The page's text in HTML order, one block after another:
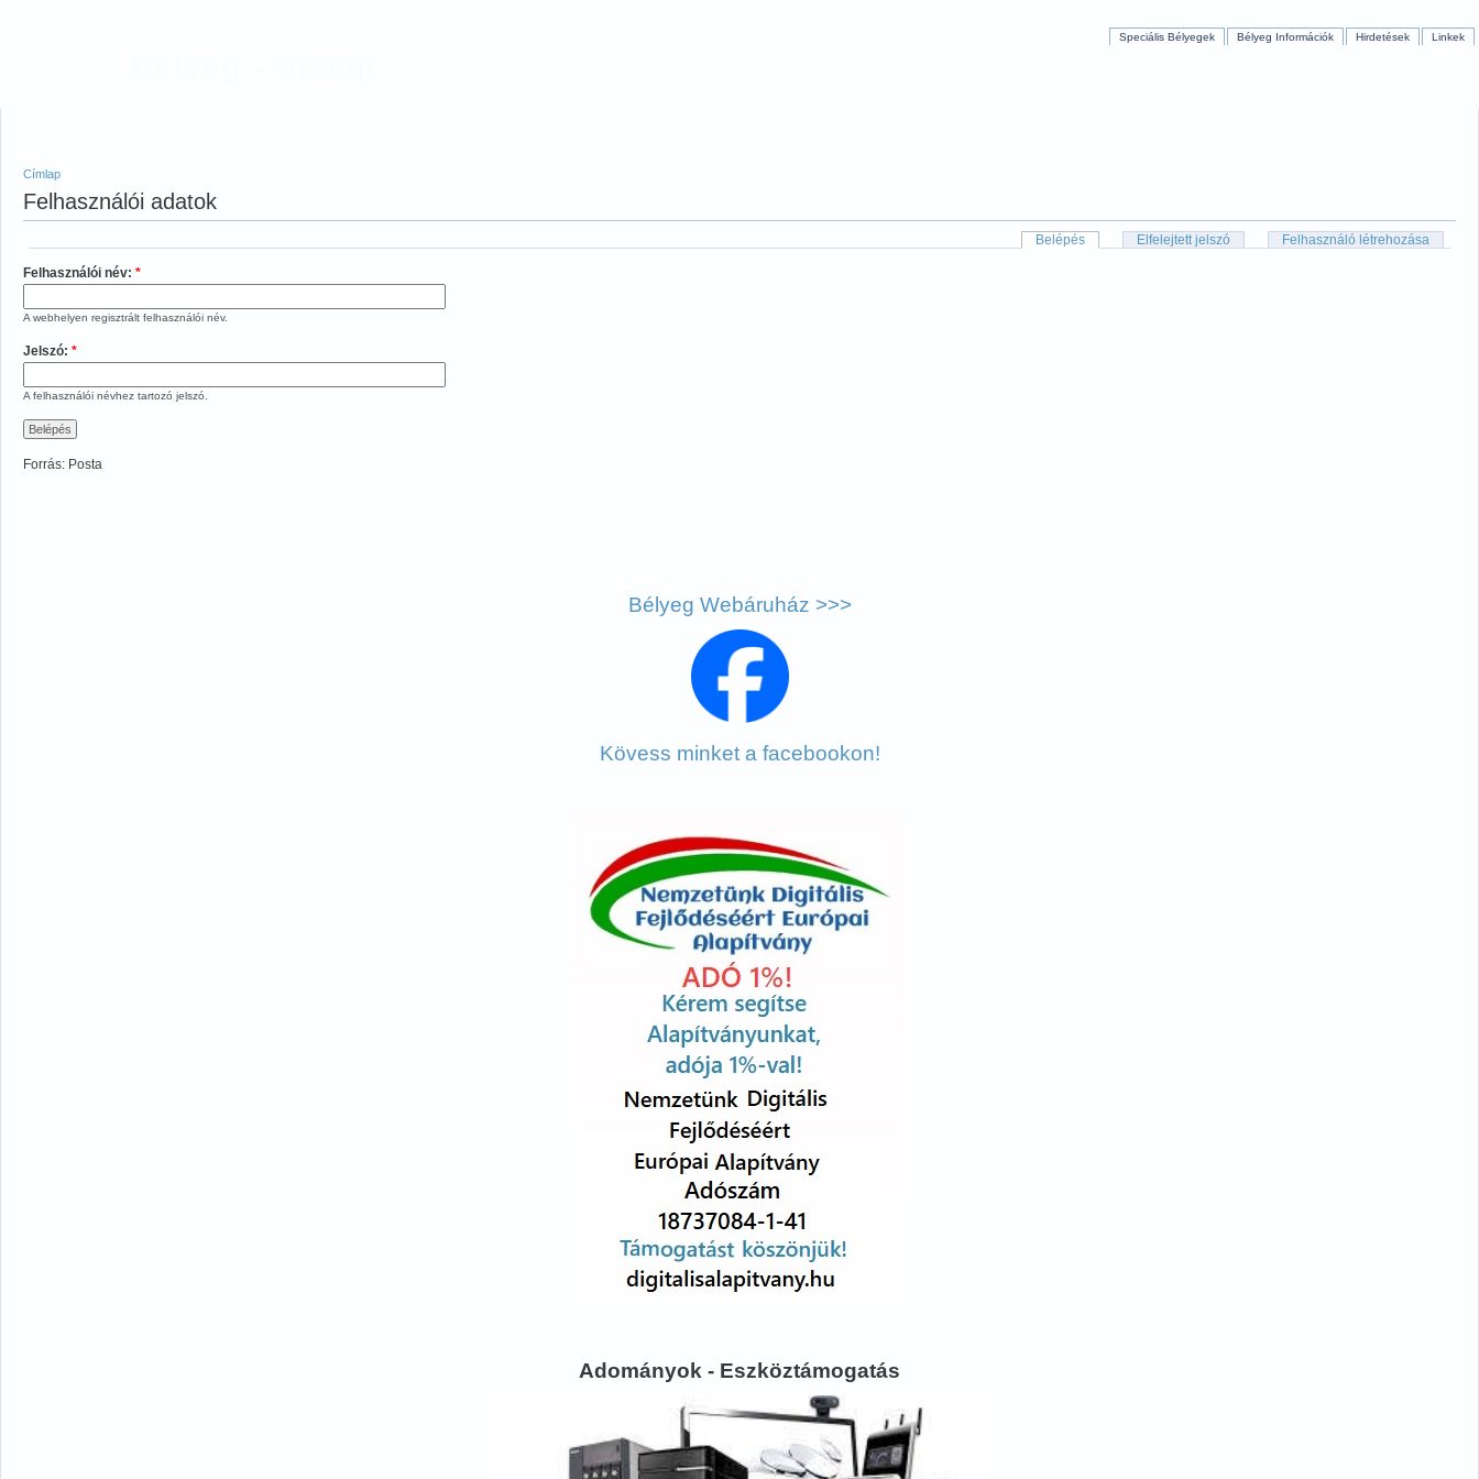
Speciális Bélyegek Bélyeg Információk Hirdetések Linkek
Címlap
Felhasználói adatok
Belépés Elfelejtett jelszó Felhasználó létrehozása
Felhasználói név: *
A webhelyen regisztrált felhasználói név.
Jelszó: *
A felhasználói névhez tartozó jelszó.
Forrás: Posta
Bélyeg Webáruház >>>
Kövess minket a facebookon!
Adományok - Eszköztámogatás